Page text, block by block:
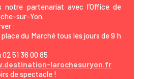
notre partenariat avec l’Office de
sur-Yon.
:
du Marché tous les jours de 9 h
51 36 00 85
larochesuryon.fr
de spectacle !